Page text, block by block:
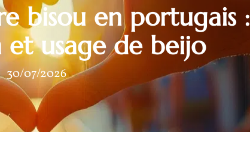
bisou en portugais :
et usage de beijo
30/07/2026